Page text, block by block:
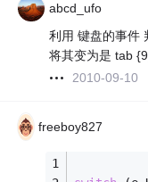
abcd_ufo
利用 键盘的事件
将其变为是 tab
2010-09-10
freeboy827